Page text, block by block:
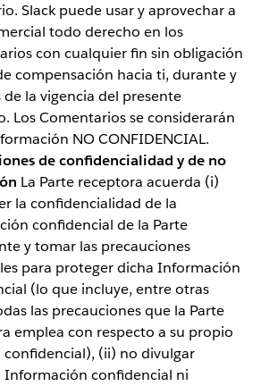
Slack puede usar y aprovechar a
todo derecho en los
con cualquier fin sin obligación
compensación hacia ti, durante y
de la vigencia del presente
Los Comentarios se considerarán
NO CONFIDENCIAL.
de confidencialidad y de no
La Parte receptora acuerda (i)
la confidencialidad de la
confidencial de la Parte
y tomar las precauciones
para proteger dicha Información
(lo que incluye, entre otras
las precauciones que la Parte
emplea con respecto a su propio
confidencial), (ii) no divulgar
Información confidencial ni